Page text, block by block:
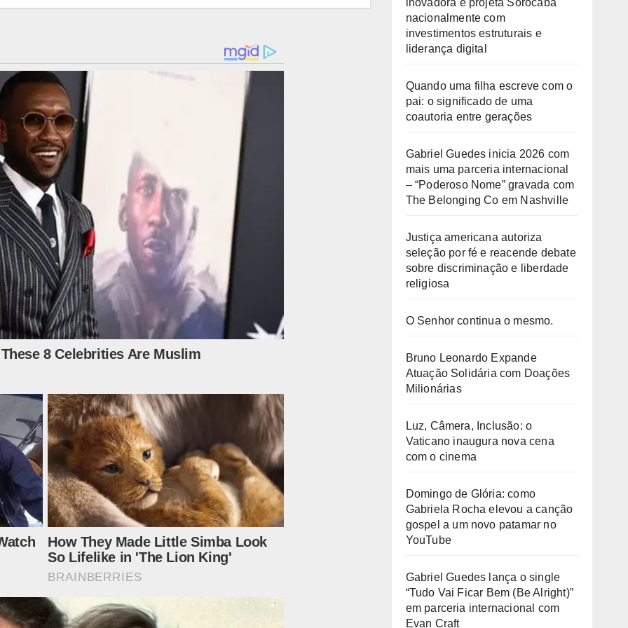
nacionalmente com
investimentos estruturais e
liderança digital
Quando uma filha escreve com o
pai: o significado de uma
coautoria entre gerações
Gabriel Guedes inicia 2026 com
mais uma parceria internacional
– “Poderoso Nome” gravada com
The Belonging Co em Nashville
Justiça americana autoriza
seleção por fé e reacende debate
sobre discriminação e liberdade
religiosa
O Senhor continua o mesmo.
Bruno Leonardo Expande
Atuação Solidária com Doações
Milionárias
Luz, Câmera, Inclusão: o
Vaticano inaugura nova cena
com o cinema
Domingo de Glória: como
Gabriela Rocha elevou a canção
gospel a um novo patamar no
YouTube
Gabriel Guedes lança o single
“Tudo Vai Ficar Bem (Be Alright)”
em parceria internacional com
Evan Craft